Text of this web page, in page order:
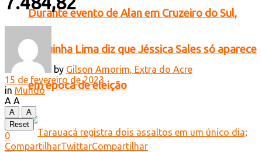
Durante evento de Alan em Cruzeiro do Sul,
Zequinha Lima diz que Jéssica Sales só aparece
em época de eleição
by Gilson Amorim, Extra do Acre
15 de fevereiro de 2023
in Mundo
A A
A
A
Reset
0
CompartilharTwittarCompartilhar